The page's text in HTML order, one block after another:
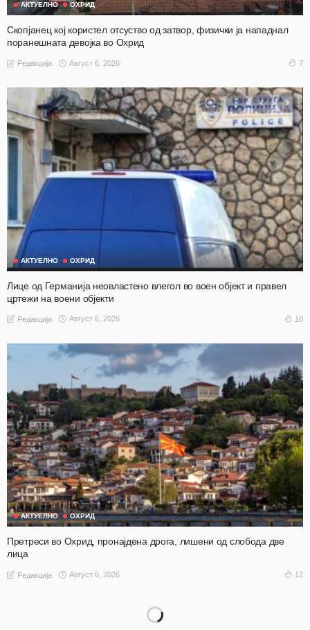
АКТУЕЛНО ОХРИД
Скопјанец кој користел отсуство од затвор, физички ја нападнал
поранешната девојка во Охрид
Редакција Август 6, 2026 7
АКТУЕЛНО ОХРИД
Лице од Германија неовластено влегол во воен објект и правел
цртежи на воени објекти
Редакција Август 6, 2026 10
АКТУЕЛНО ОХРИД
Претреси во Охрид, пронајдена дрога, лишени од слобода две
лица
Редакција Август 6, 2026 12